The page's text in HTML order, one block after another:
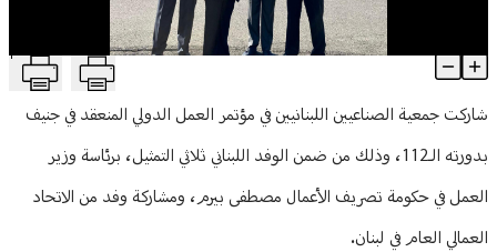
جمعية الصناعيين تشارك في مؤتمر العمل الدولي في جنيف T
Article Content
شاركت جمعية الصناعيين اللبنانيين في مؤتمر العمل الدولي المنعقد في جنيف
بدورته الـ112، وذلك من ضمن الوفد اللبناني ثلاثي التمثيل، برئاسة وزير
العمل في حكومة تصريف الأعمال مصطفى بيرم، ومشاركة وفد من الاتحاد
العمالي العام في لبنان.